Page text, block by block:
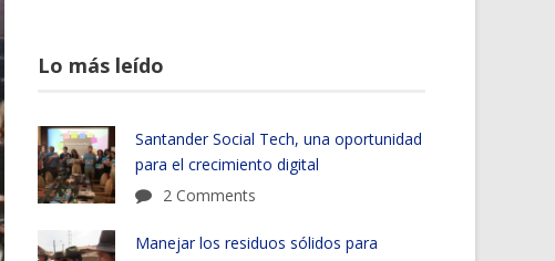
Lo más leído
Santander Social Tech, una oportunidad
para el crecimiento digital
2 Comments
Manejar los residuos sólidos para